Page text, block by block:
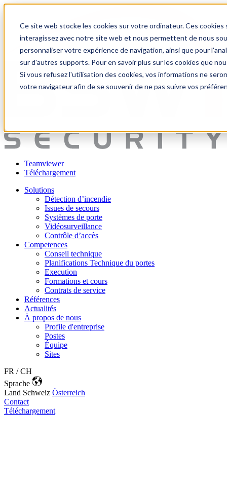
Ce site web stocke les cookies sur votre ordinateur. Ces
interagissez avec notre site web et nous permettent de nous
personnaliser votre expérience de navigation, ainsi que pour
sur d'autres supports. Pour en savoir plus sur les cookies que
Si vous refusez l'utilisation des cookies, vos informations ne
votre navigateur afin de se souvenir de ne pas suivre vos
Teamviewer
Téléchargement
Solutions
Détection d’incendie
Issues de secours
Systèmes de porte
Vidéosurveillance
Contrôle d’accès
Competences
Conseil technique
Planifications Technique du portes
Execution
Formations et cours
Contrats de service
Références
Actualités
À propos de nous
Profile d'entreprise
Postes
Équipe
Sites
FR / CH
Sprache
Land Schweiz Österreich
Contact
Téléchargement